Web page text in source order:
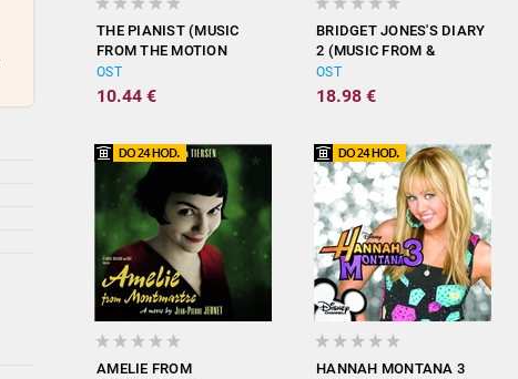
THE PIANIST (MUSIC
FROM THE MOTION
PICTURE)
OST
10.44 €
BRIDGET JONES'S DIARY
2 (MUSIC FROM &
INSPIRED BY THE
MOTION PICTURE)
OST
18.98 €
AMELIE FROM
HANNAH MONTANA 3